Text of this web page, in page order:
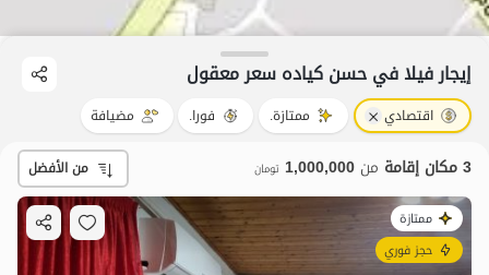
إيجار فيلا في حسن کیاده سعر معقول
اقتصادي ممتازة. فورا. مضيافة
3 مكان إقامة من 1,000,000 تومان من الأفضل
ممتازة
حجز فوري